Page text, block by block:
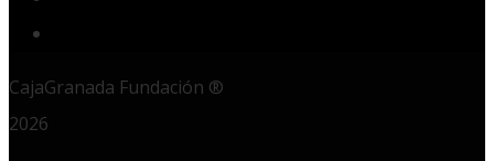
CajaGranada Fundación ®
2026